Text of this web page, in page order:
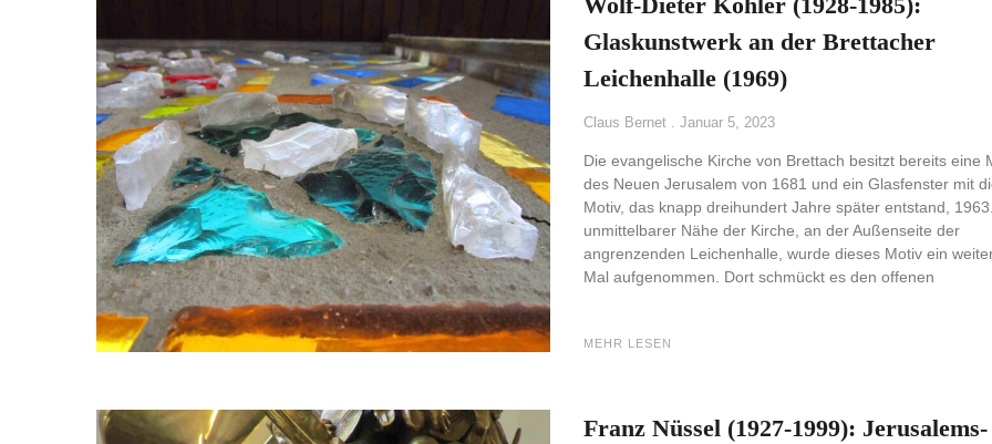
Glaskunstwerk an der Brettacher
Leichenhalle (1969)
Claus Bernet Januar 5, 2023
Die evangelische Kirche von Brettach besitzt bereits eine
des Neuen Jerusalem von 1681 und ein Glasfenster mit
Motiv, das knapp dreihundert Jahre später entstand,
unmittelbarer Nähe der Kirche, an der Außenseite der
angrenzenden Leichenhalle, wurde dieses Motiv ein
Mal aufgenommen. Dort schmückt es den offenen
MEHR LESEN
Franz Nüssel (1927-1999): Jerusalems-